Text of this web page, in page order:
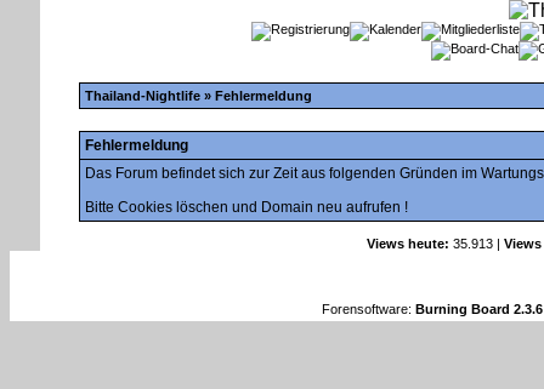
Thailand-Nightlife » Fehlermeldung
Fehlermeldung
Das Forum befindet sich zur Zeit aus folgenden Gründen im
Bitte Cookies löschen und Domain neu aufrufen !
Views heute: 35.913 |
Forensoftware: Burning Board 2.3.6